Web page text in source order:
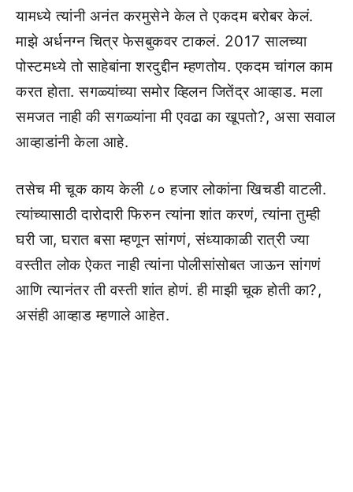
यामध्ये त्यांनी अनंत करमुसेने केल ते एकदम बरोबर केलं.
माझे अर्धनग्न चित्र फेसबुकवर टाकलं. 2017 सालच्या
पोस्टमध्ये तो साहेबांना शरदुद्दीन म्हणतोय. एकदम चांगल काम
करत होता. सगळ्यांच्या समोर व्हिलन जितेंद्र आव्हाड. मला
समजत नाही की सगळ्यांना मी एवढा का खूपतो?, असा सवाल
आव्हाडांनी केला आहे.
तसेच मी चूक काय केली ८० हजार लोकांना खिचडी वाटली.
त्यांच्यासाठी दारोदारी फिरुन त्यांना शांत करणं, त्यांना तुम्ही
घरी जा, घरात बसा म्हणून सांगणं, संध्याकाळी रात्री ज्या
वस्तीत लोक ऐकत नाही त्यांना पोलीसांसोबत जाऊन सांगणं
आणि त्यानंतर ती वस्ती शांत होणं. ही माझी चूक होती का?,
असंही आव्हाड म्हणाले आहेत.